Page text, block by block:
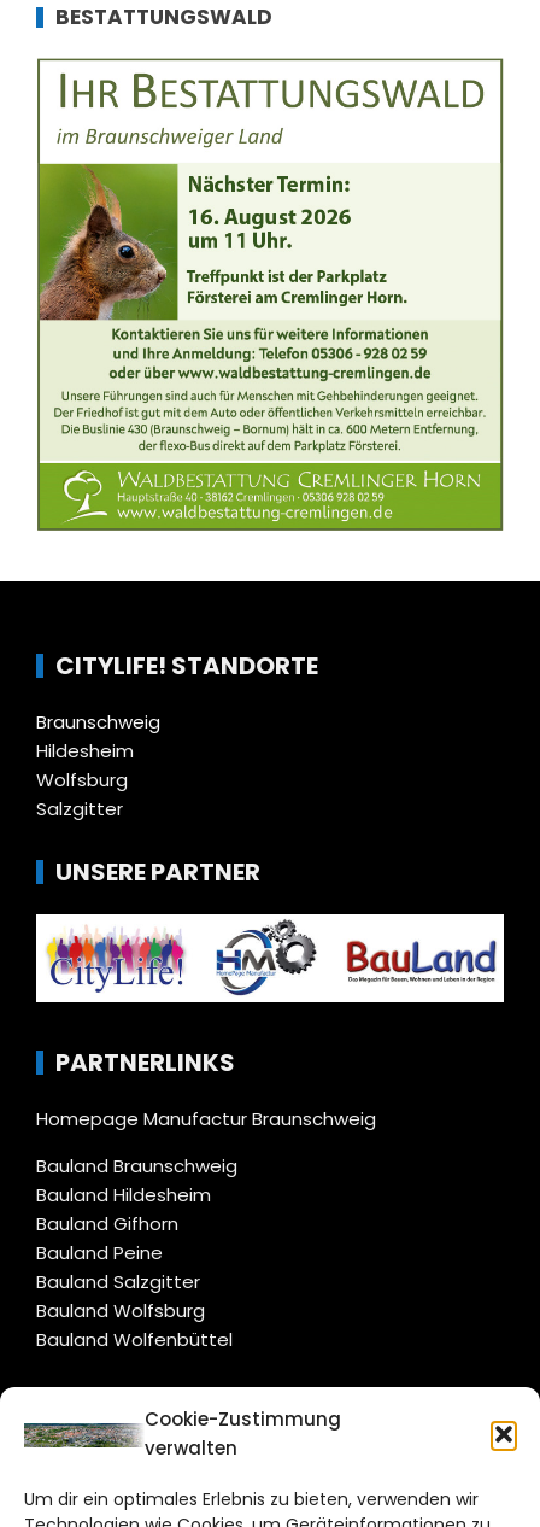
Cookie-Zustimmung
verwalten
Um dir ein optimales Erlebnis zu bieten, verwenden wir
BESTATTUNGSWALD
CITYLIFE! STANDORTE
Braunschweig
Hildesheim
Wolfsburg
Salzgitter
UNSERE PARTNER
PARTNERLINKS
Homepage Manufactur Braunschweig
Bauland Braunschweig
Bauland Hildesheim
Bauland Gifhorn
Bauland Peine
Bauland Salzgitter
Bauland Wolfsburg
Bauland Wolfenbüttel
CITYLIFE!
Bruchtorwall 12